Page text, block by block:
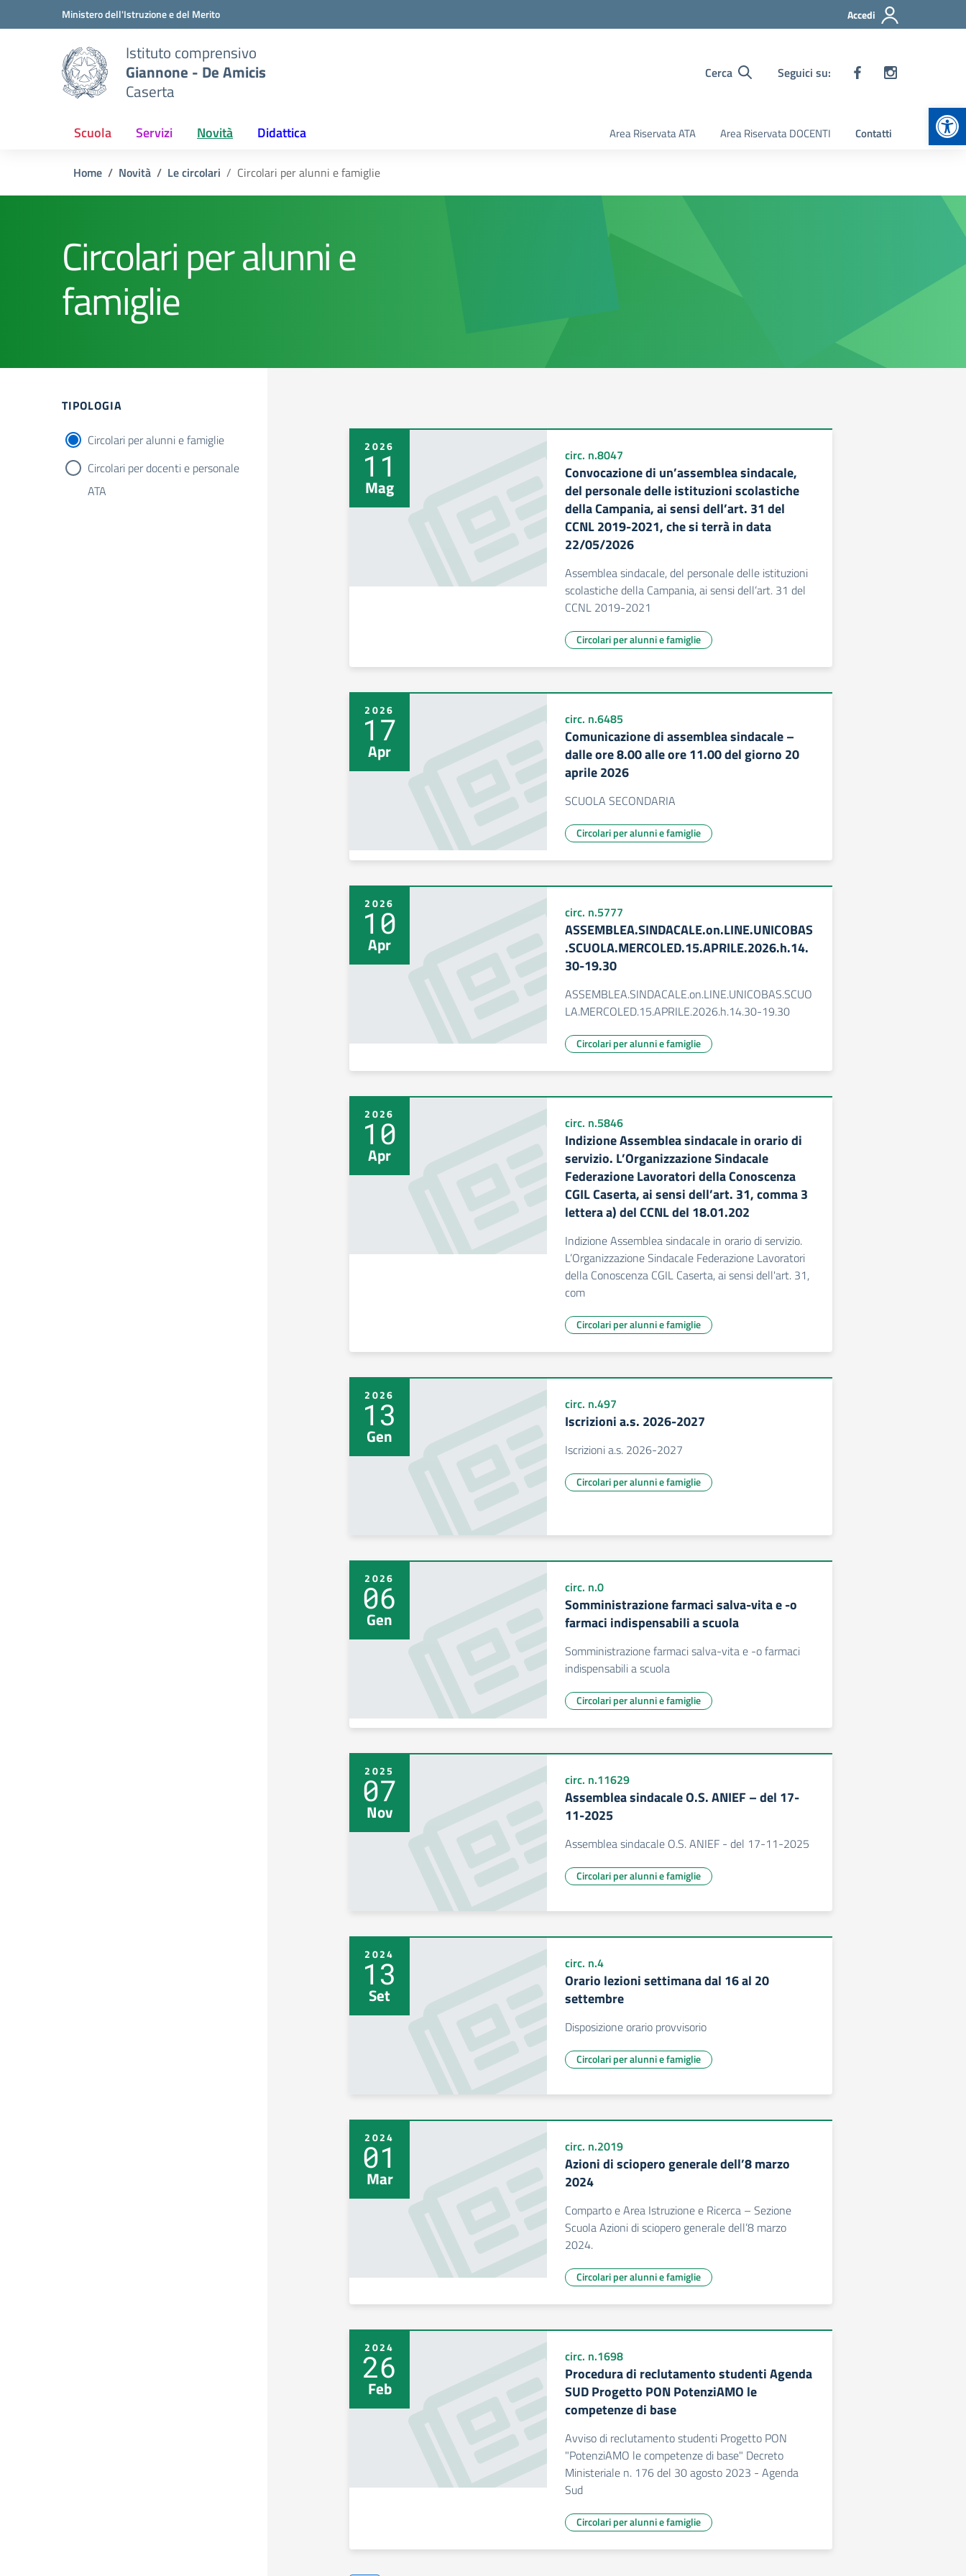
Vai ai contenuti
Vai al menu di navigazioneMinistero dell'Istruzione e del Merito Accedi
Istituto comprensivo
Giannone - De Amicis
Caserta
Cerca Seguici su:
Scuola Servizi Novità Didattica Area Riservata ATA Area Riservata DOCENTI Contatti
Home Novità Le circolari Circolari per alunni e famiglie
Circolari per alunni e
famiglie
Filtri
TIPOLOGIA
Circolari per alunni e famiglie
Circolari per docenti e personale
ATA
2026
11
Mag
circ. n.8047
Convocazione di un’assemblea sindacale,
del personale delle istituzioni scolastiche
della Campania, ai sensi dell’art. 31 del
CCNL 2019-2021, che si terrà in data
22/05/2026
Assemblea sindacale, del personale delle istituzioni
scolastiche della Campania, ai sensi dell’art. 31 del
CCNL 2019-2021
Circolari per alunni e famiglie
2026
17
Apr
circ. n.6485
Comunicazione di assemblea sindacale –
dalle ore 8.00 alle ore 11.00 del giorno 20
aprile 2026
SCUOLA SECONDARIA
Circolari per alunni e famiglie
2026
10
Apr
circ. n.5777
ASSEMBLEA.SINDACALE.on.LINE.UNICOBAS
.SCUOLA.MERCOLED.15.APRILE.2026.h.14.
30-19.30
ASSEMBLEA.SINDACALE.on.LINE.UNICOBAS.SCUO
LA.MERCOLED.15.APRILE.2026.h.14.30-19.30
Circolari per alunni e famiglie
2026
10
Apr
circ. n.5846
Indizione Assemblea sindacale in orario di
servizio. L’Organizzazione Sindacale
Federazione Lavoratori della Conoscenza
CGIL Caserta, ai sensi dell’art. 31, comma 3
lettera a) del CCNL del 18.01.202
Indizione Assemblea sindacale in orario di servizio.
L’Organizzazione Sindacale Federazione Lavoratori
della Conoscenza CGIL Caserta, ai sensi dell'art. 31,
com
Circolari per alunni e famiglie
2026
13
Gen
circ. n.497
Iscrizioni a.s. 2026-2027
Iscrizioni a.s. 2026-2027
Circolari per alunni e famiglie
2026
06
Gen
circ. n.0
Somministrazione farmaci salva-vita e -o
farmaci indispensabili a scuola
Somministrazione farmaci salva-vita e -o farmaci
indispensabili a scuola
Circolari per alunni e famiglie
2025
07
Nov
circ. n.11629
Assemblea sindacale O.S. ANIEF – del 17-
11-2025
Assemblea sindacale O.S. ANIEF - del 17-11-2025
Circolari per alunni e famiglie
2024
13
Set
circ. n.4
Orario lezioni settimana dal 16 al 20
settembre
Disposizione orario provvisorio
Circolari per alunni e famiglie
2024
01
Mar
circ. n.2019
Azioni di sciopero generale dell’8 marzo
2024
Comparto e Area Istruzione e Ricerca – Sezione
Scuola Azioni di sciopero generale dell’8 marzo
2024.
Circolari per alunni e famiglie
2024
26
Feb
circ. n.1698
Procedura di reclutamento studenti Agenda
SUD Progetto PON PotenziAMO le
competenze di base
Avviso di reclutamento studenti Progetto PON
"PotenziAMO le competenze di base" Decreto
Ministeriale n. 176 del 30 agosto 2023 - Agenda
Sud
Circolari per alunni e famiglie